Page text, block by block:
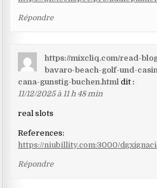
Répondre
https://mixcliq.com/read-
bavaro-beach-golf-und-
cana-gunstig-buchen.html dit :
11/12/2025 à 11 h 48 min
real slots
References:
https://niubillity.com:3000/
Répondre